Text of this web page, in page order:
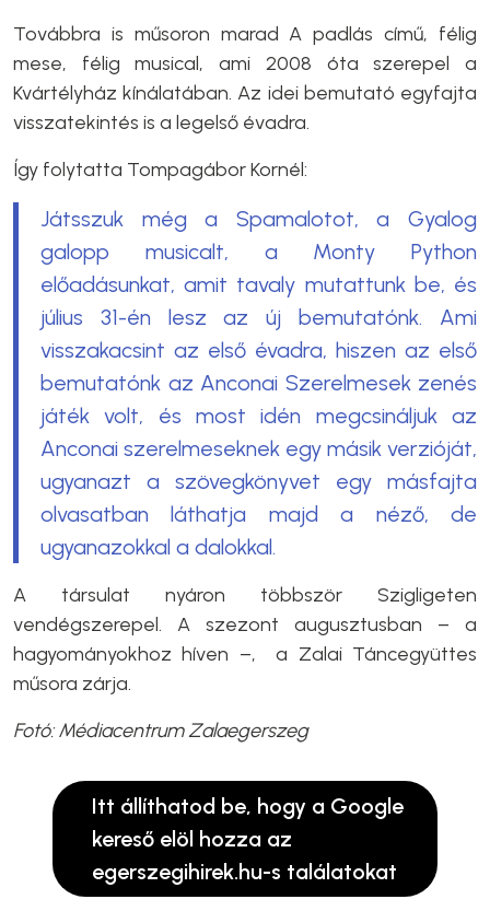
Továbbra is műsoron marad A padlás című, félig
mese, félig musical, ami 2008 óta szerepel a
Kvártélyház kínálatában. Az idei bemutató egyfajta
visszatekintés is a legelső évadra.
Így folytatta Tompagábor Kornél:
Játsszuk még a Spamalotot, a Gyalog
galopp musicalt, a Monty Python
előadásunkat, amit tavaly mutattunk be, és
július 31-én lesz az új bemutatónk. Ami
visszakacsint az első évadra, hiszen az első
bemutatónk az Anconai Szerelmesek zenés
játék volt, és most idén megcsináljuk az
Anconai szerelmeseknek egy másik verzióját,
ugyanazt a szövegkönyvet egy másfajta
olvasatban láthatja majd a néző, de
ugyanazokkal a dalokkal.
A társulat nyáron többször Szigligeten
vendégszerepel. A szezont augusztusban – a
hagyományokhoz híven –, a Zalai Táncegyüttes
műsora zárja.
Fotó: Médiacentrum Zalaegerszeg
Itt állíthatod be, hogy a Google
kereső elöl hozza az
egerszegihirek.hu-s találatokat